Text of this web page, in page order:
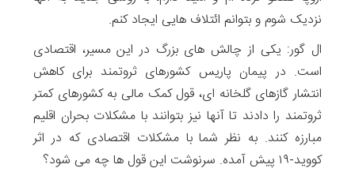
نزدیک شوم و بتوانم ائتلاف هایی ایجاد کنم.
ال گور: یکی از چالش های بزرگ در این مسیر، اقتصادی
است. در پیمان پاریس کشورهای ثروتمند برای کاهش
انتشار گازهای گلخانه ای، قول کمک مالی به کشورهای کمتر
ثروتمند را دادند تا آنها نیز بتوانند با مشکلات بحران اقلیم
مبارزه کنند. به نظر شما با مشکلات اقتصادی که در اثر
کووید-۱۹ پیش آمده. سرنوشت این قول ها چه می شود؟